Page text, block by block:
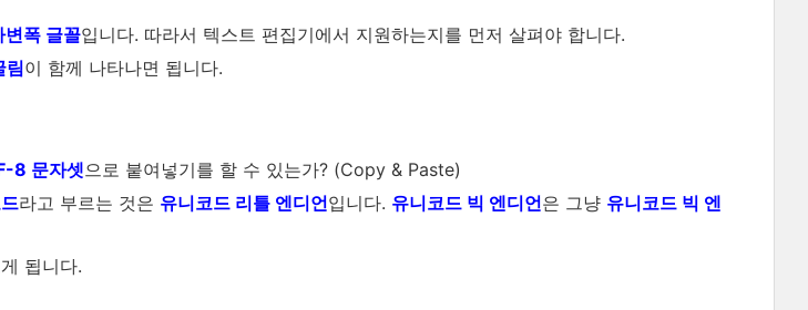
변폭 글꼴입니다. 따라서 텍스트 편집기에서 지원하는지를 먼저 살펴야 합니다.
림이 함께 나타나면 됩니다.
8 문자셋으로 붙여넣기를 할 수 있는가? (Copy & Paste)
라고 부르는 것은 유니코드 리틀 엔디언입니다. 유니코드 빅 엔디언은 그냥 유니코드 빅 엔
됩니다.